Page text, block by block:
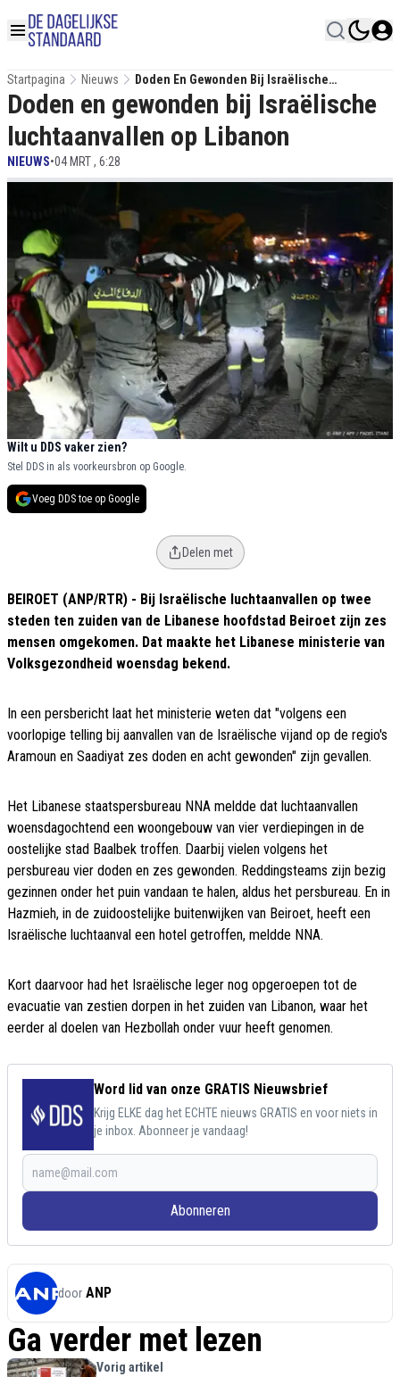
Startpagina Nieuws
Doden En Gewonden Bij Israëlische
Luchtaanvallen Op Libanon
Doden en gewonden bij Israëlische
luchtaanvallen op Libanon
NIEUWS•04 MRT , 6:28
Wilt u DDS vaker zien?
Stel DDS in als voorkeursbron op Google.
Voeg DDS toe op Google
Delen met
BEIROET (ANP/RTR) - Bij Israëlische luchtaanvallen op twee
steden ten zuiden van de Libanese hoofdstad Beiroet zijn zes
mensen omgekomen. Dat maakte het Libanese ministerie van
Volksgezondheid woensdag bekend.
In een persbericht laat het ministerie weten dat "volgens een
voorlopige telling bij aanvallen van de Israëlische vijand op de regio's
Aramoun en Saadiyat zes doden en acht gewonden" zijn gevallen.
Het Libanese staatspersbureau NNA meldde dat luchtaanvallen
woensdagochtend een woongebouw van vier verdiepingen in de
oostelijke stad Baalbek troffen. Daarbij vielen volgens het
persbureau vier doden en zes gewonden. Reddingsteams zijn bezig
gezinnen onder het puin vandaan te halen, aldus het persbureau. En in
Hazmieh, in de zuidoostelijke buitenwijken van Beiroet, heeft een
Israëlische luchtaanval een hotel getroffen, meldde NNA.
Kort daarvoor had het Israëlische leger nog opgeroepen tot de
evacuatie van zestien dorpen in het zuiden van Libanon, waar het
eerder al doelen van Hezbollah onder vuur heeft genomen.
Word lid van onze GRATIS Nieuwsbrief
Krijg ELKE dag het ECHTE nieuws GRATIS en voor niets in
je inbox. Abonneer je vandaag!
Abonneren
door ANP
Ga verder met lezen
Vorig artikel